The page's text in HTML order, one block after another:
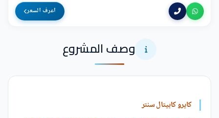
اعرف السعر
وصف المشروع
كايرو كابيتال سنتر